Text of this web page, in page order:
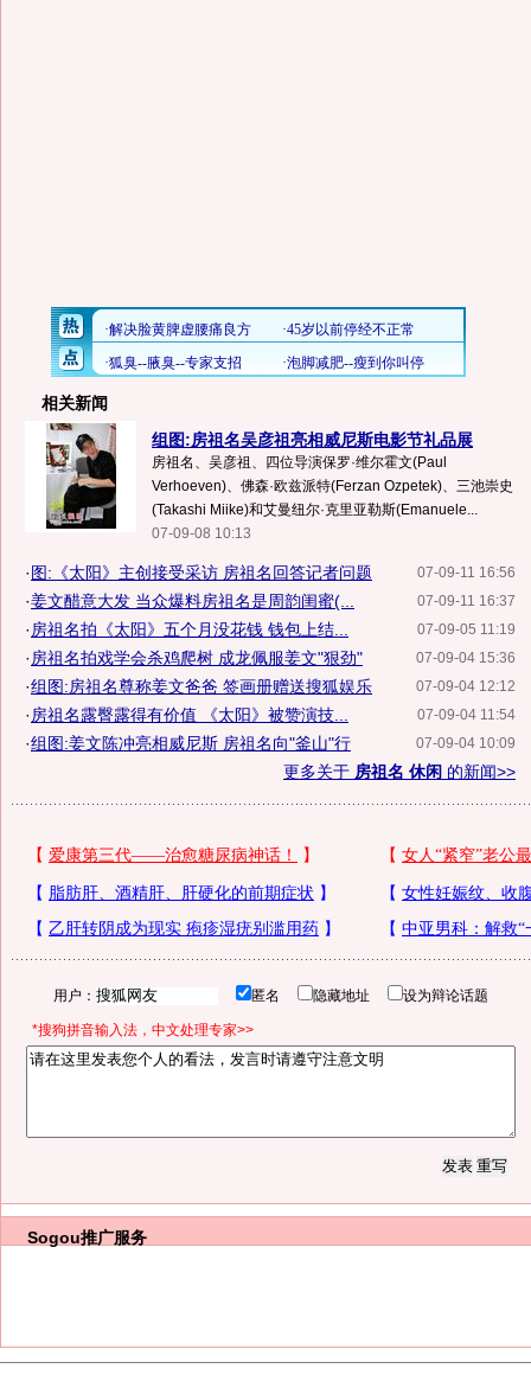
相关新闻
组图:房祖名吴彦祖亮相威尼斯电影节礼品展
房祖名、吴彦祖、四位导演保罗·维尔霍文(Paul
Verhoeven)、佛森·欧兹派特(Ferzan Ozpetek)、三池崇史
(Takashi Miike)和艾曼纽尔·克里亚勒斯(Emanuele...
07-09-08 10:13
07-09-11 16:56
·图:《太阳》主创接受采访 房祖名回答记者问题
07-09-11 16:37
·姜文醋意大发 当众爆料房祖名是周韵闺蜜(...
07-09-05 11:19
· 房祖名拍《太阳》五个月没花钱 钱包上结...
07-09-04 15:36
· 房祖名拍戏学会杀鸡爬树 成龙佩服姜文"狠劲"
07-09-04 12:12
·组图:房祖名尊称姜文爸爸 签画册赠送搜狐娱乐
07-09-04 11:54
· 房祖名露臀露得有价值 《太阳》被赞演技...
07-09-04 10:09
·组图:姜文陈冲亮相威尼斯 房祖名向"釜山"行
更多关于 房祖名 休闲 的新闻>>
用户： 匿名 隐藏地址 设为辩论话题
*搜狗拼音输入法，中文处理专家>>
Sogou推广服务